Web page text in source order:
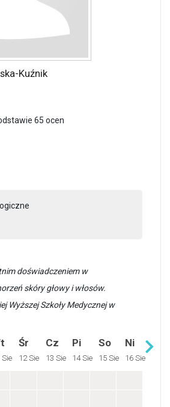
Kuźnik
65 ocen
doświadczeniem w
skóry głowy i włosów.
Wyższej Szkoły Medycznej w
Sie
Śr
12 Sie
Cz
13 Sie
Pi
14 Sie
So
15 Sie
Ni
16 Sie